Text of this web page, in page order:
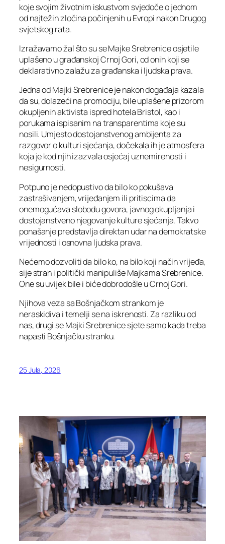
koje svojim životnim iskustvom svjedoče o jednom
od najtežih zločina počinjenih u Evropi nakon Drugog
svjetskog rata.
Izražavamo žal što su se Majke Srebrenice osjetile
uplašeno u građanskoj Crnoj Gori, od onih koji se
deklarativno zalažu za građanska i ljudska prava.
Jedna od Majki Srebrenice je nakon događaja kazala
da su, dolazeći na promociju, bile uplašene prizorom
okupljenih aktivista ispred hotela Bristol, kao i
porukama ispisanim na transparentima koje su
nosili. Umjesto dostojanstvenog ambijenta za
razgovor o kulturi sjećanja, dočekala ih je atmosfera
koja je kod njih izazvala osjećaj uznemirenosti i
nesigurnosti.
Potpuno je nedopustivo da bilo ko pokušava
zastrašivanjem, vrijeđanjem ili pritiscima da
onemogućava slobodu govora, javnog okupljanja i
dostojanstveno njegovanje kulture sjećanja. Takvo
ponašanje predstavlja direktan udar na demokratske
vrijednosti i osnovna ljudska prava.
Nećemo dozvoliti da bilo ko, na bilo koji način vrijeđa,
sije strah i politički manipuliše Majkama Srebrenice.
One su uvijek bile i biće dobrodošle u Crnoj Gori.
Njihova veza sa Bošnjačkom strankom je
neraskidiva i temelji se na iskrenosti. Za razliku od
nas, drugi se Majki Srebrenice sjete samo kada treba
napasti Bošnjačku stranku.
25 Jula, 2026